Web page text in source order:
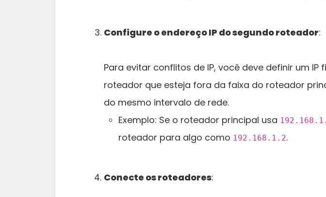
Configure o endereço IP do segundo roteador:
Para evitar conflitos de IP, você deve definir um IP
roteador que esteja fora da faixa do roteador
do mesmo intervalo de rede.
Exemplo: Se o roteador principal usa
roteador para algo como 192.168.1.2.
Conecte os roteadores: